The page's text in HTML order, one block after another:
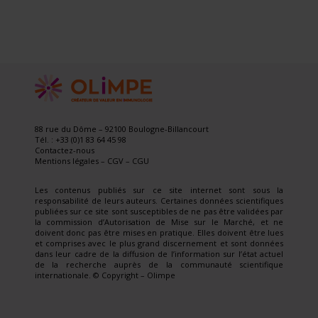
88 rue du Dôme – 92100 Boulogne-Billancourt
Tél. : +33 (0)1 83 64 45 98
Contactez-nous
Mentions légales– CGV– CGU
Les contenus publiés sur ce site internet sont sous la
responsabilité de leurs auteurs. Certaines données scientifiques
publiées sur ce site sont susceptibles de ne pas être validées par
la commission d’Autorisation de Mise sur le Marché, et ne
doivent donc pas être mises en pratique. Elles doivent être lues
et comprises avec le plus grand discernement et sont données
dans leur cadre de la diffusion de l’information sur l’état actuel
de la recherche auprès de la communauté scientifique
internationale. © Copyright – Olimpe